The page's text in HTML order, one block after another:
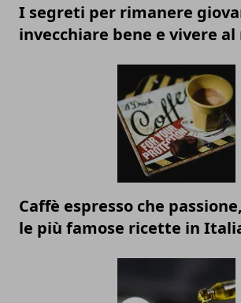
I segreti per rimanere
invecchiare bene e vivere
Caffè espresso che
le più famose ricette in